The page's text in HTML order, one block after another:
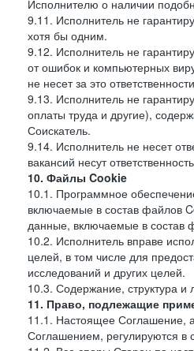
Исполнителю о наличии
9.11. Исполнитель не
хотя бы одним.
9.12. Исполнитель не
от ошибок и компьютерных
не несет за это
9.13. Исполнитель не
оплаты труда и другие),
Соискатель.
9.14. Исполнитель не несет
вакансий несут
10. Файлы Cookie
10.1. Программное
включаемые в состав файлов
данные, включаемые в состав
10.2. Исполнитель вправе
целей, в том числе для
исследований и других целей.
10.3. Содержание, структура
11. Право, подлежащие
11.1. Настоящее Соглашение,
Соглашением, регулируются в